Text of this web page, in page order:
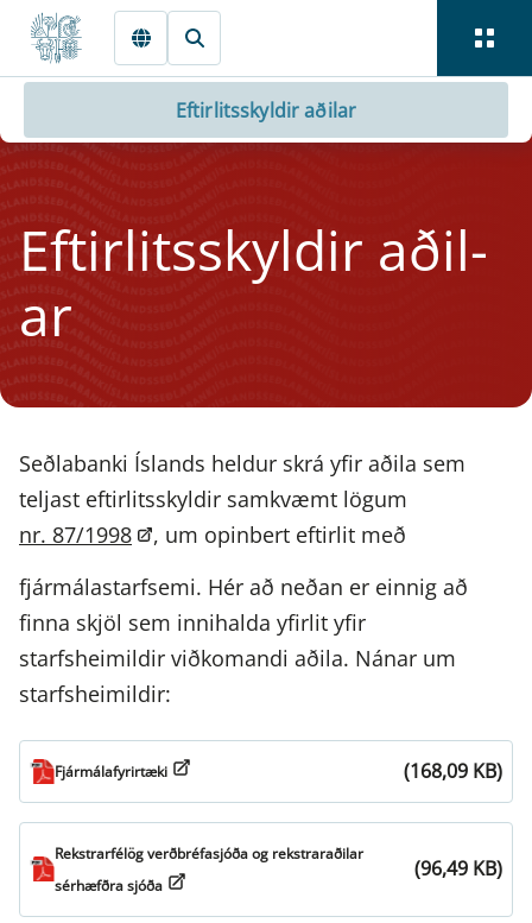
Fara beint í Meginmál
Eftirlitsskyldir aðilar
Eft­i­r­lit­s­skyld­ir aðil­
ar
Seðlabanki Íslands heldur skrá yfir aðila sem
teljast eftirlitsskyldir samkvæmt lögum
nr. 87/1998
, um opinbert eftirlit með
fjármálastarfsemi. Hér að neðan er einnig að
finna skjöl sem innihalda yfirlit yfir
starfsheimildir viðkomandi aðila. Nánar um
starfsheimildir:
Fjármálafyrirtæki (168,09 KB)
Rekstrarfélög verðbréfasjóða og rekstraraðilar
sérhæfðra sjóða
(96,49 KB)